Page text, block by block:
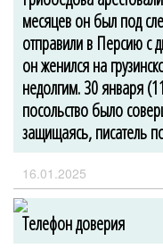
месяцев он был под
отправили в Персию с
он женился на
недолгим. 30 января
посольство было
защищаясь, писатель
16.01.2025
Телефон доверия